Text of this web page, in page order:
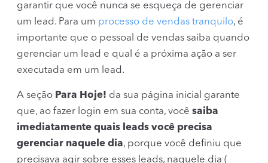
garantir que você nunca se esqueça de gerenciar
um lead. Para um processo de vendas tranquilo, é
importante que o pessoal de vendas saiba quando
gerenciar um lead e qual é a próxima ação a ser
executada em um lead.
A seção Para Hoje! da sua página inicial garante
que, ao fazer login em sua conta, você saiba
imediatamente quais leads você precisa
gerenciar naquele dia, porque você definiu que
precisava agir sobre esses leads, naquele dia (